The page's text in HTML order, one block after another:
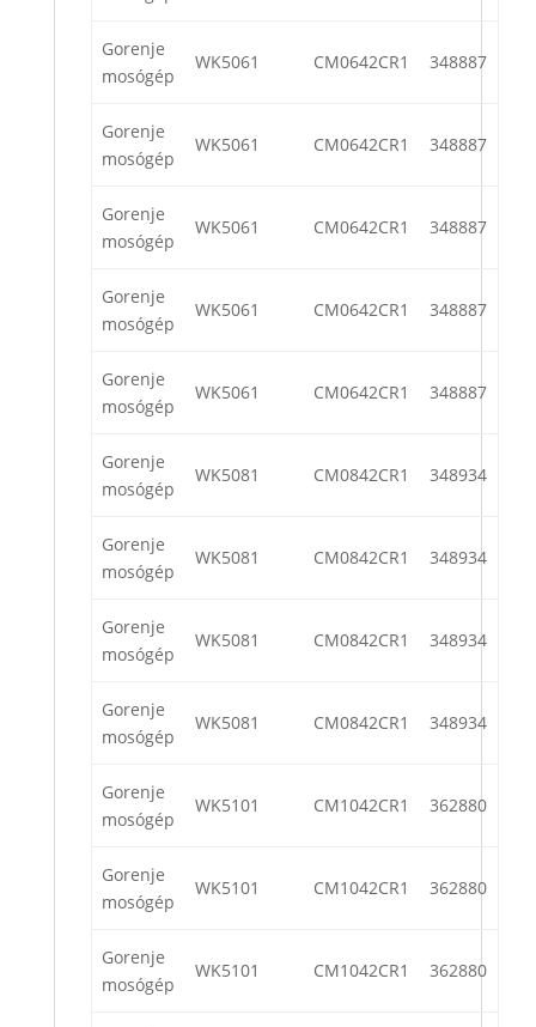
Gorenje
mosógép
WK5061 CM0642CR1 348887
Gorenje
mosógép
WK5061 CM0642CR1 348887
Gorenje
mosógép
WK5061 CM0642CR1 348887
Gorenje
mosógép
WK5061 CM0642CR1 348887
Gorenje
mosógép
WK5061 CM0642CR1 348887
Gorenje
mosógép
WK5081 CM0842CR1 348934
Gorenje
mosógép
WK5081 CM0842CR1 348934
Gorenje
mosógép
WK5081 CM0842CR1 348934
Gorenje
mosógép
WK5081 CM0842CR1 348934
Gorenje
mosógép
WK5101 CM1042CR1 362880
Gorenje
mosógép
WK5101 CM1042CR1 362880
Gorenje
mosógép
WK5101 CM1042CR1 362880